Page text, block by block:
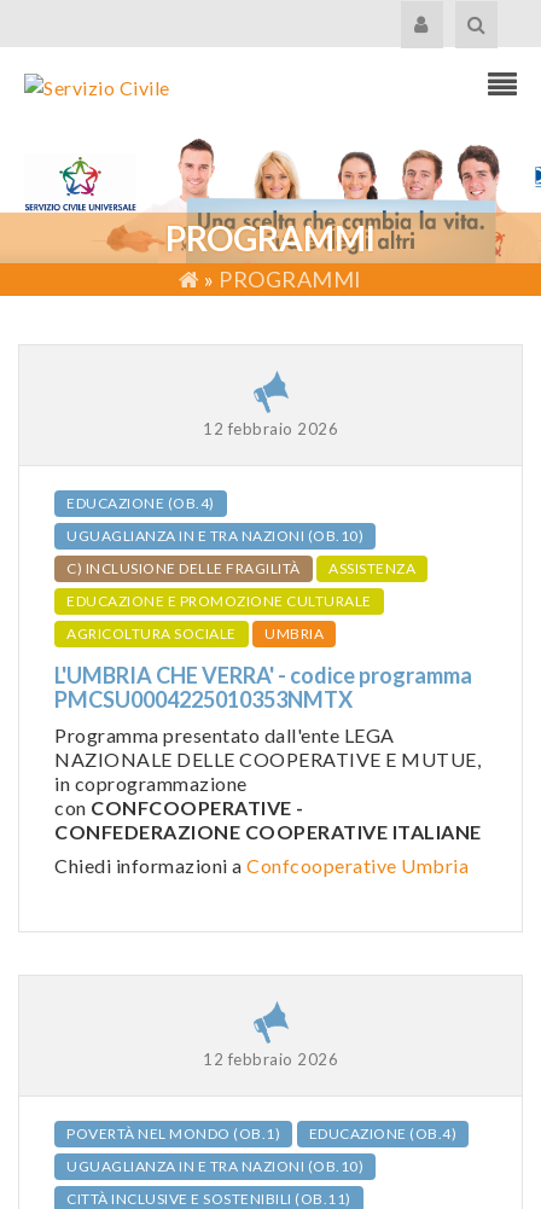
PROGRAMMI
» PROGRAMMI
12 febbraio 2026
EDUCAZIONE (OB.4)
UGUAGLIANZA IN E TRA NAZIONI (OB.10)
C) INCLUSIONE DELLE FRAGILITÀ
ASSISTENZA
EDUCAZIONE E PROMOZIONE CULTURALE
AGRICOLTURA SOCIALE
UMBRIA
L'UMBRIA CHE VERRA' - codice programma
PMCSU0004225010353NMTX
Programma presentato dall'ente LEGA
NAZIONALE DELLE COOPERATIVE E MUTUE,
in coprogrammazione
con CONFCOOPERATIVE -
CONFEDERAZIONE COOPERATIVE ITALIANE
Chiedi informazioni a Confcooperative Umbria
12 febbraio 2026
POVERTÀ NEL MONDO (OB.1)
EDUCAZIONE (OB.4)
UGUAGLIANZA IN E TRA NAZIONI (OB.10)
CITTÀ INCLUSIVE E SOSTENIBILI (OB.11)